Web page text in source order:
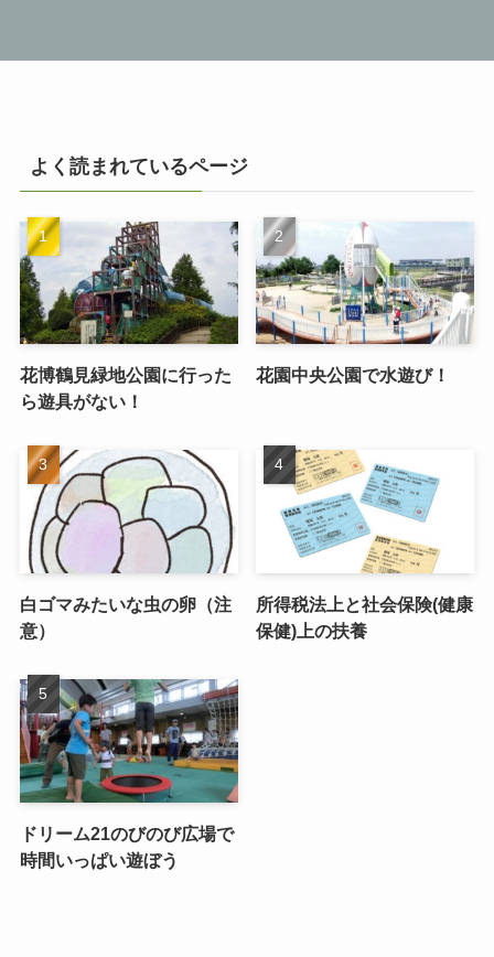
よく読まれているページ
花博鶴見緑地公園に行った
ら遊具がない！
花園中央公園で水遊び！
白ゴマみたいな虫の卵（注
意）
所得税法上と社会保険(健康
保健)上の扶養
ドリーム21のびのび広場で
時間いっぱい遊ぼう